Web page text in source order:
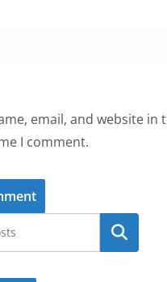
email, and website
I comment.
Search